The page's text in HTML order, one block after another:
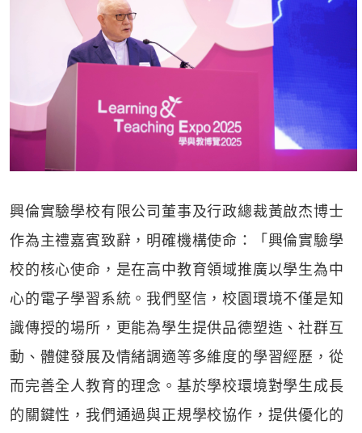
興倫實驗學校有限公司董事及行政總裁黃啟杰博士
作為主禮嘉賓致辭，明確機構使命：「興倫實驗學
校的核心使命，是在高中教育領域推廣以學生為中
心的電子學習系統。我們堅信，校園環境不僅是知
識傳授的場所，更能為學生提供品德塑造、社群互
動、體健發展及情緒調適等多維度的學習經歷，從
而完善全人教育的理念。基於學校環境對學生成長
的關鍵性，我們通過與正規學校協作，提供優化的